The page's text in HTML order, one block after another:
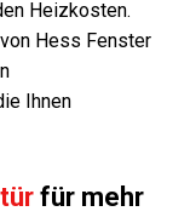
Heizkosten.
Hess Fenster
Ihnen
für mehr